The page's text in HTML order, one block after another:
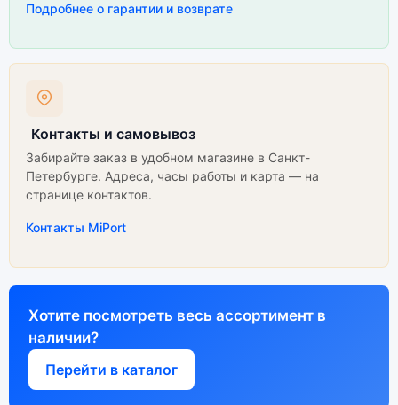
Подробнее о гарантии и возврате
Контакты и самовывоз
Забирайте заказ в удобном магазине в Санкт-
Петербурге. Адреса, часы работы и карта — на
странице контактов.
Контакты MiPort
Хотите посмотреть весь ассортимент в
наличии?
Перейти в каталог